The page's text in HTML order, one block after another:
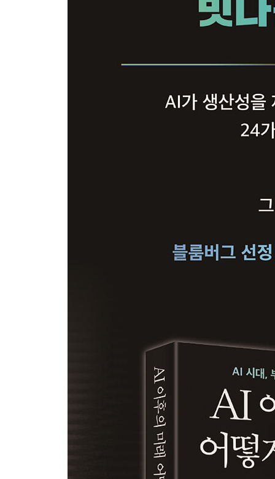
4부. AI 이후의 미래 전략
19장. AI 이후 미래는 미래학자의 몫
20장. AI 이후, 미래를 읽는 네 가지 방법